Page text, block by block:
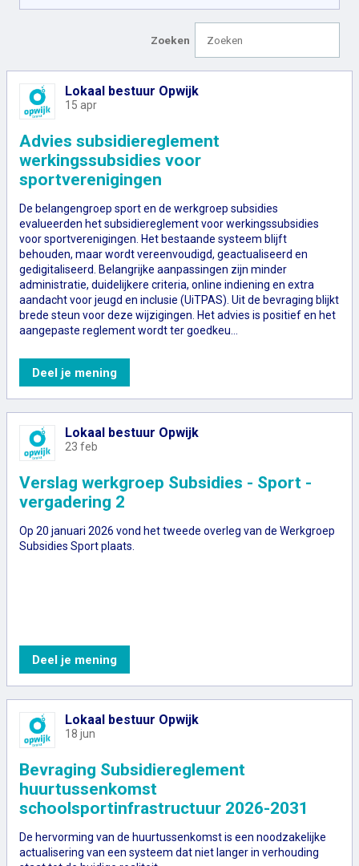
Zoeken
Lokaal bestuur Opwijk
15 apr
Advies subsidiereglement
werkingssubsidies voor
sportverenigingen
De belangengroep sport en de werkgroep subsidies
evalueerden het subsidiereglement voor werkingssubsidies
voor sportverenigingen. Het bestaande systeem blijft
behouden, maar wordt vereenvoudigd, geactualiseerd en
gedigitaliseerd. Belangrijke aanpassingen zijn minder
administratie, duidelijkere criteria, online indiening en extra
aandacht voor jeugd en inclusie (UiTPAS). Uit de bevraging blijkt
brede steun voor deze wijzigingen. Het advies is positief en het
aangepaste reglement wordt ter goedkeu…
Deel je meningAdvies subsidiereglement
Lokaal bestuur Opwijk
23 feb
Verslag werkgroep Subsidies - Sport -
vergadering 2
Op 20 januari 2026 vond het tweede overleg van de Werkgroep
Subsidies Sport plaats.
Deel je meningVerslag werkgroep Subsidies - Sport -
Lokaal bestuur Opwijk
18 jun
Bevraging Subsidiereglement
huurtussenkomst
schoolsportinfrastructuur 2026-2031
De hervorming van de huurtussenkomst is een noodzakelijke
actualisering van een systeem dat niet langer in verhouding